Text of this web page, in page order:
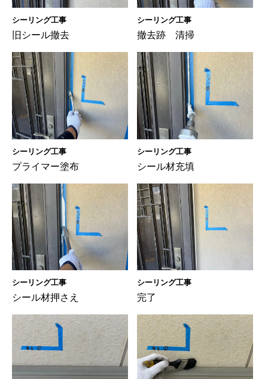
シーリング工事
旧シール撤去
シーリング工事
撤去跡 清掃
シーリング工事
プライマー塗布
シーリング工事
シール材充填
シーリング工事
シール材押さえ
シーリング工事
完了